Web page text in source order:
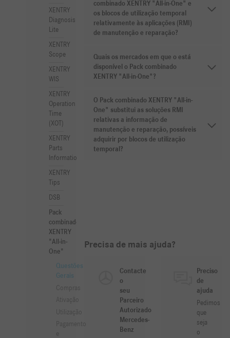
XENTRY
Diagnosis
Lite
XENTRY
Scope
XENTRY
WIS
XENTRY
Operation
Time
(XOT)
XENTRY
Parts
Information
XENTRY
Tips
DSB
Pack
combinado
XENTRY
"All-in-
One"
Questões
Gerais
Compras
Ativação
Utilização
Pagamento
e
combinado XENTRY "All-in-One" e
os blocos de utilização temporal
relativamente às aplicações (RMI)
de manutenção e reparação?
Quais os mercados em que o está
disponível o Pack combinado
XENTRY "All-in-One"?
O Pack combinado XENTRY "All-in-
One" substitui as soluções RMI
relativas a informação de
manutenção e reparação, possíveis
adquirir por blocos de utilização
temporal?
Precisa de mais ajuda?
Contacte
o
seu
Parceiro
Autorizado
Mercedes-
Benz
Preciso
de
ajuda
Pedimos
que
seja
o